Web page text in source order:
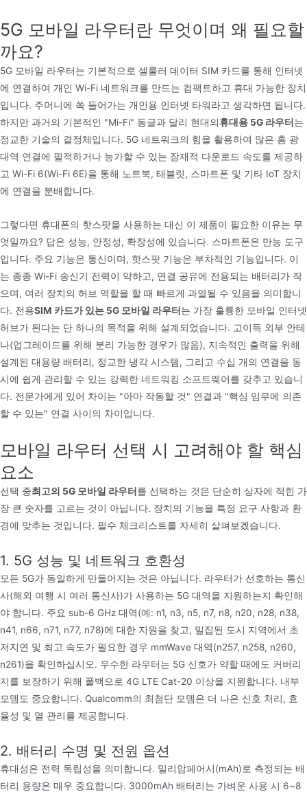
5G 모바일 라우터란 무엇이며 왜 필요할
까요?
5G 모바일 라우터는 기본적으로 셀룰러 데이터 SIM 카드를 통해 인터넷
에 연결하여 개인 Wi-Fi 네트워크를 만드는 컴팩트하고 휴대 가능한 장치
입니다. 주머니에 쏙 들어가는 개인용 인터넷 타워라고 생각하면 됩니다.
하지만 과거의 기본적인 "Mi-Fi" 동글과 달리 현대의휴대용 5G 라우터 는
정교한 기술의 결정체입니다. 5G 네트워크의 힘을 활용하여 많은 홈 광
대역 연결에 필적하거나 능가할 수 있는 잠재적 다운로드 속도를 제공하
고 Wi-Fi 6(Wi-Fi 6E)을 통해 노트북, 태블릿, 스마트폰 및 기타 IoT 장치
에 연결을 분배합니다.
그렇다면 휴대폰의 핫스팟을 사용하는 대신 이 제품이 필요한 이유는 무
엇일까요? 답은 성능, 안정성, 확장성에 있습니다. 스마트폰은 만능 도구
입니다. 주요 기능은 통신이며, 핫스팟 기능은 부차적인 기능입니다. 이
는 종종 Wi-Fi 송신기 전력이 약하고, 연결 공유에 전용되는 배터리가 작
으며, 여러 장치의 허브 역할을 할 때 빠르게 과열될 수 있음을 의미합니
다. 전용SIM 카드가 있는 5G 모바일 라우터 는 가장 훌륭한 모바일 인터넷
허브가 된다는 단 하나의 목적을 위해 설계되었습니다. 고이득 외부 안테
나(업그레이드를 위해 분리 가능한 경우가 많음), 지속적인 출력을 위해
설계된 대용량 배터리, 정교한 냉각 시스템, 그리고 수십 개의 연결을 동
시에 쉽게 관리할 수 있는 강력한 네트워킹 소프트웨어를 갖추고 있습니
다. 전문가에게 있어 차이는 "아마 작동할 것" 연결과 "핵심 임무에 의존
할 수 있는" 연결 사이의 차이입니다.
모바일 라우터 선택 시 고려해야 할 핵심
요소
선택 중최고의 5G 모바일 라우터 를 선택하는 것은 단순히 상자에 적힌 가
장 큰 숫자를 고르는 것이 아닙니다. 장치의 기능을 특정 요구 사항과 환
경에 맞추는 것입니다. 필수 체크리스트를 자세히 살펴보겠습니다.
1. 5G 성능 및 네트워크 호환성
모든 5G가 동일하게 만들어지는 것은 아닙니다. 라우터가 선호하는 통신
사(해외 여행 시 여러 통신사)가 사용하는 5G 대역을 지원하는지 확인해
야 합니다. 주요 sub-6 GHz 대역(예: n1, n3, n5, n7, n8, n20, n28, n38,
n41, n66, n71, n77, n78)에 대한 지원을 찾고, 밀집된 도시 지역에서 초
저지연 및 최고 속도가 필요한 경우 mmWave 대역(n257, n258, n260,
n261)을 확인하십시오. 우수한 라우터는 5G 신호가 약할 때에도 커버리
지를 보장하기 위해 폴백으로 4G LTE Cat-20 이상을 지원합니다. 내부
모뎀도 중요합니다. Qualcomm의 최첨단 모뎀은 더 나은 신호 처리, 효
율성 및 열 관리를 제공합니다.
2. 배터리 수명 및 전원 옵션
휴대성은 전력 독립성을 의미합니다. 밀리암페어시(mAh)로 측정되는 배
터리 용량은 매우 중요합니다. 3000mAh 배터리는 가벼운 사용 시 6~8